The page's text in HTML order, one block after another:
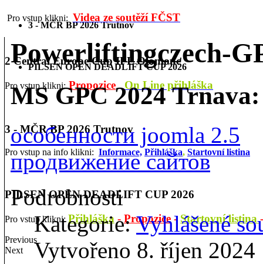
3 - MČR BP 2026 Trutnov
PILSEN OPEN DEADLIFT CUP 2026
Pro vstup klikni: Videa ze soutěží FČST
2 Central Europe Cup IPL Olomouc
Pro vstup klikni: Propozice On Line přihláška
3 - MČR BP 2026 Trutnov
Pro vstup na info klikni: Informace, Přihláška, Startovní listina
PILSEN OPEN DEADLIFT CUP 2026
Pro vstup klikni:Přihláška -Propozice - Startovní listina
Previous
Next
Powerliftingczech-
MS GPC 2024
особенности joomla 2.5
продвижение сайтов
Podrobnosti
Kategorie:Vyhlášené
Vytvořeno 8. říjen 2024